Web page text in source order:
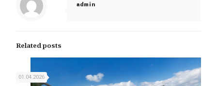
admin
Related posts
01.04.2026